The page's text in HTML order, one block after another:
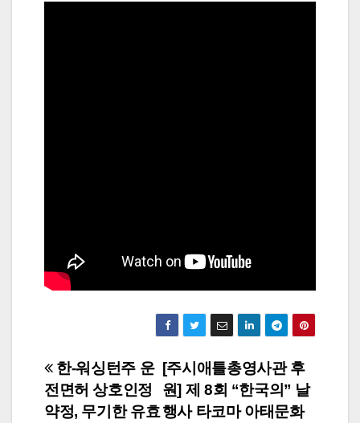
Post
navigation
[주시애틀총영사관 후
원] 제 8회 “한국의” 날
행사 타코마 아태문화
한-워싱턴주 운
전면허 상호인정
약정, 무기한 유효